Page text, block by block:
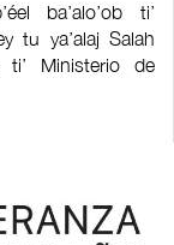
ba’alo’ob ti’
tu ya’alaj Salah
ti’ Ministerio de